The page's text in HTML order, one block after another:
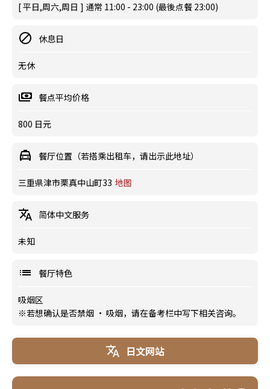
[ 平日,周六,周日 ] 通常 11:00 - 23:00 (最後点餐 23:00)
休息日
无休
餐点平均价格
800 日元
餐厅位置（若搭乘出租车，请出示此地址）
三重県津市栗真中山町33 地图
简体中文服务
未知
餐厅特色
吸烟区
※若想确认是否禁烟 · 吸烟，请在备考栏中写下相关咨询。
日文网站